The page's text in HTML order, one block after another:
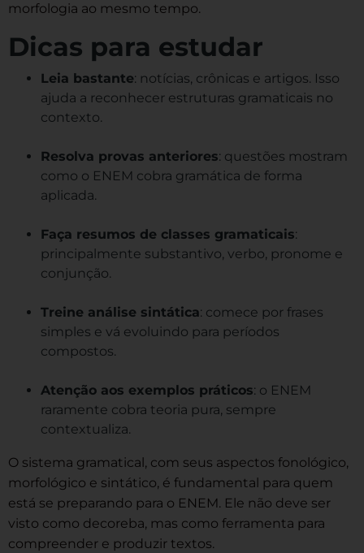
morfologia ao mesmo tempo.
Dicas para estudar
Leia bastante: notícias, crônicas e artigos. Isso
ajuda a reconhecer estruturas gramaticais no
contexto.
Resolva provas anteriores: questões mostram
como o ENEM cobra gramática de forma
aplicada.
Faça resumos de classes gramaticais:
principalmente substantivo, verbo, pronome e
conjunção.
Treine análise sintática: comece por frases
simples e vá evoluindo para períodos
compostos.
Atenção aos exemplos práticos: o ENEM
raramente cobra teoria pura, sempre
contextualiza.
O sistema gramatical, com seus aspectos fonológico,
morfológico e sintático, é fundamental para quem
está se preparando para o ENEM. Ele não deve ser
visto como decoreba, mas como ferramenta para
compreender e produzir textos.